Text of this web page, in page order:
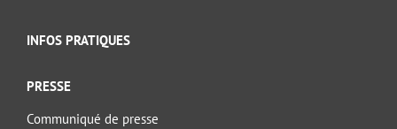
INFOS PRATIQUES
PRESSE
Communiqué de presse